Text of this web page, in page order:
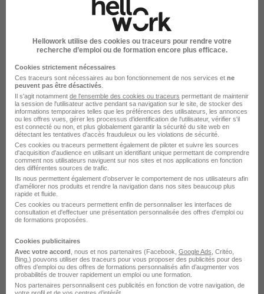
tous les niveaux de l'organisation et dans chaque geste
Une entreprise responsable et inclusive
Engagés dans une démarche RSE, nous accordons une
attention particulière à l' inclusion, au bien-être au travail
et à des pratiques responsables.
Rejoignez Forum Jobs France et bénéficiez de tous ces
avantages !
Ref: un9rfowxg1
L'entreprise
Forum Jobs, un leader du secteur du Travail Temporaire
en France et en Belgique depuis 1997. Forum Jobs est
actif dans divers secteurs en France :
Hellowork utilise des cookies ou traceurs pour rendre votre
recherche d’emploi ou de formation encore plus efficace.
Cookies strictement nécessaires
Ces traceurs sont nécessaires au bon fonctionnement de nos services et ne
peuvent pas être désactivés
Il s'agit notamment de l'ensemble des cookies ou traceurs permettant de maintenir
la session de l'utilisateur active pendant sa navigation sur le site, de stocker des
informations temporaires telles que les préférences des utilisateurs, les annonces
ou les offres vues, gérer les processus d'identification de l'utilisateur, vérifier s'il
est connecté ou non, et plus globalement garantir la sécurité du site web en
détectant les tentatives d'accès frauduleux ou les violations de sécurité.
Ces cookies ou traceurs permettent également de piloter et suivre les sources
d'acquisition d'audience en utilisant un identifiant unique permettant de comprendre
comment nos utilisateurs naviguent sur nos sites et nos applications en fonction
des différentes sources de trafic.
Ils nous permettent également d’observer le comportement de nos utilisateurs afin
d'améliorer nos produits et rendre la navigation dans nos sites beaucoup plus
rapide et fluide.
Ces cookies ou traceurs permettent enfin de personnaliser les interfaces de
consultation et d'effectuer une présentation personnalisée des offres d'emploi ou
de formations proposées.
Cookies publicitaires
Avec votre accord , nous et nos partenaires (Facebook, Google Ads , Critéo,
Bing,) pouvons utiliser des traceurs pour vous proposer des publicités pour des
offres d’emploi ou des offres de formations personnalisés afin d’augmenter vos
probabilités de trouver rapidement un emploi ou une formation.
Nos partenaires personnalisent ces publicités en fonction de votre navigation, de
votre profil et de vos centres d’intérêt.